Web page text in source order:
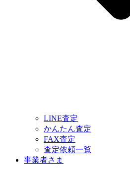
LINE査定
かんたん査定
FAX査定
査定依頼一覧
事業者さま